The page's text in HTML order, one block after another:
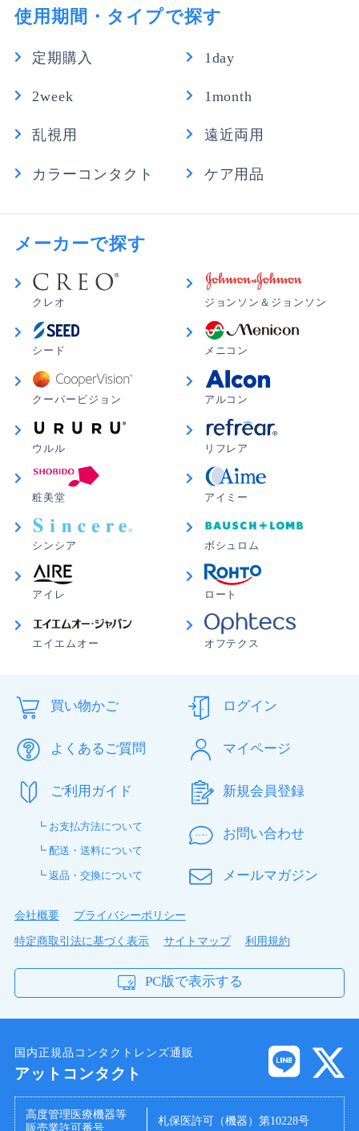
使用期間・タイプで探す
定期購入 1day
2week 1month
乱視用 遠近両用
カラーコンタクト ケア用品
メーカーで探す
クレオ ジョンソン＆ジョンソン
シード メニコン
クーパービジョン アルコン
ウルル リフレア
粧美堂 アイミー
シンシア ボシュロム
アイレ ロート
エイエムオー オフテクス
買い物かご
よくあるご質問
ご利用ガイド
┗ お支払方法について
┗ 配送・送料について
┗ 返品・交換について
ログイン
マイページ
新規会員登録
お問い合わせ
メールマガジン
会社概要
プライバシーポリシー
特定商取引法に基づく表示
サイトマップ 利用規約
PC版で表示する
国内正規品コンタクトレンズ通販
アットコンタクト
高度管理医療機器等
販売業許可番号
札保医許可（機器）第10228号